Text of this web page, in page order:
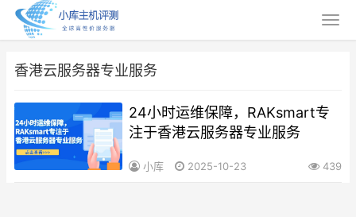
香港云服务器专业服务
24小时运维保障，RAKsmart专
注于香港云服务器专业服务
小库 2025-10-23 439